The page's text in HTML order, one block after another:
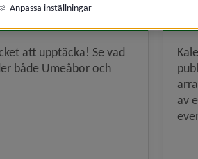
Umeå
att upptäcka! Se vad
både Umeåbor och
av
Anpassa inställningar